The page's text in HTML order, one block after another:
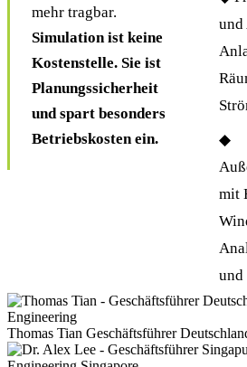
mehr tragbar.
Simulation ist keine
Kostenstelle. Sie ist
Planungssicherheit
und spart besonders
Betriebskosten ein.
und
◆
mit
und
Thomas Tian Geschäftsführer